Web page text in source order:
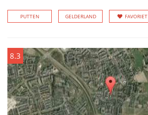
PUTTEN GELDERLAND FAVORIET
8.3